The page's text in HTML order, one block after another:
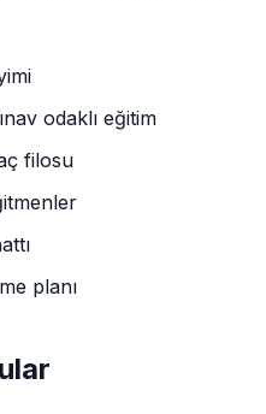
odaklı eğitim
filosu
planı